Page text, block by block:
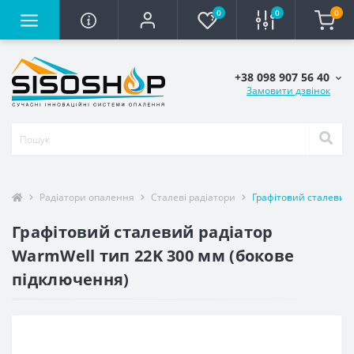
0 0 0
+38 098 907 56 40
Замовити дзвінок
Радіатори опалення Сталеві радіатори Графітовий
Графітовий сталевий радіатор
WarmWell тип 22K 300 мм (бокове
підключення)